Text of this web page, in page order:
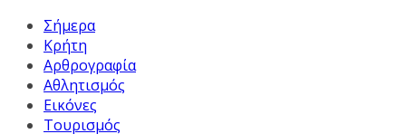
Σήμερα
Κρήτη
Αρθρογραφία
Αθλητισμός
Εικόνες
Τουρισμός